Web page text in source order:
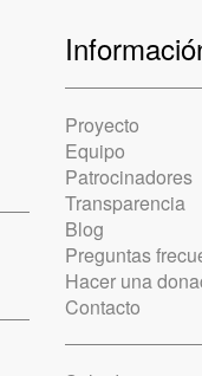
Proyecto
Equipo
Patrocinadores
Transparencia
Blog
Preguntas
Hacer una
Contacto